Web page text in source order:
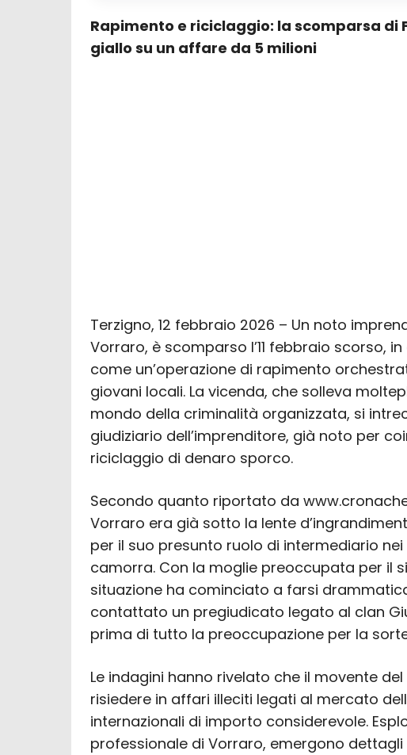
Rapimento e riciclaggio: la scomparsa di
giallo su un affare da 5 milioni
Terzigno, 12 febbraio 2026 – Un noto
Vorraro, è scomparso l’11 febbraio scorso,
come un’operazione di rapimento
giovani locali. La vicenda, che solleva
mondo della criminalità organizzata, si
giudiziario dell’imprenditore, già noto per
riciclaggio di denaro sporco.
Secondo quanto riportato da
Vorraro era già sotto la lente
per il suo presunto ruolo di intermediario
camorra. Con la moglie preoccupata per il
situazione ha cominciato a farsi
contattato un pregiudicato legato al clan
prima di tutto la preoccupazione per la
Le indagini hanno rivelato che il movente
risiedere in affari illeciti legati al mercato
internazionali di importo considerevole.
professionale di Vorraro, emergono dettagli